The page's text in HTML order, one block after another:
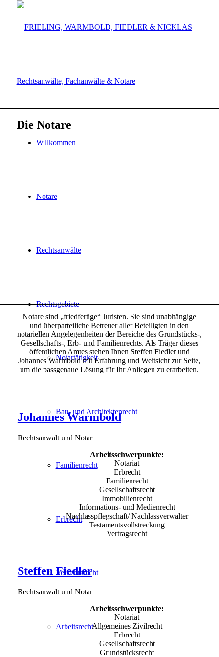
Willkommen
Notare
Rechtsanwälte
Rechtsgebiete
Notartätigkeit
Bau- und Architektenrecht
Familienrecht
Erbrecht
Verkehrsrecht
Arbeitsrecht
Die Notare
Notare sind „friedfertige“ Juristen. Sie sind unabhängige
und überparteiliche Betreuer aller Beteiligten in den
notariellen Angelegenheiten der Bereiche des Grundstücks-,
Gesellschafts-, Erb- und Familienrechts. Als Träger dieses
öffentlichen Amtes stehen Ihnen Steffen Fiedler und
Johannes Warmbold mit Erfahrung und Weitsicht zur Seite,
um die passgenaue Lösung für Ihr Anliegen zu erarbeiten.
Johannes Warmbold
Rechtsanwalt und Notar
Arbeitsschwerpunkte:
Notariat
Erbrecht
Familienrecht
Gesellschaftsrecht
Immobilienrecht
Informations- und Medienrecht
Nachlasspflegschaft/ Nachlassverwalter
Testamentsvollstreckung
Vertragsrecht
Steffen Fiedler
Rechtsanwalt und Notar
Arbeitsschwerpunkte:
Notariat
Allgemeines Zivilrecht
Erbrecht
Gesellschaftsrecht
Grundstücksrecht